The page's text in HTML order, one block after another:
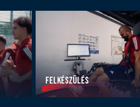
FELKÉSZÜLÉS